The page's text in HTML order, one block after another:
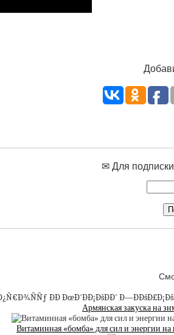
✉ Для
Армянская закуска на
Витаминная «бомба» для сил и энергии